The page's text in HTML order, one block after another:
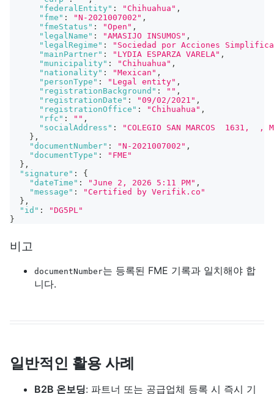
"federalEntity" : "Chihuahua" ,
"fme" : "N-2021007002" ,
"fmeStatus" : "Open" ,
"legalName" : "AMASIJO INSUMOS" ,
"legalRegime" :
"Sociedad por Acciones
"mainPartner" : "LYDIA ESPARZA VARELA" ,
"municipality" : "Chihuahua" ,
"nationality" : "Mexican" ,
"personType" : "Legal entity" ,
"registrationBackground" : "" ,
"registrationDate" : "09/02/2021" ,
"registrationOffice" : "Chihuahua" ,
"rfc" : "" ,
"socialAddress" :
"COLEGIO SAN MARCOS  1631,  ,
} ,
"documentNumber" : "N-2021007002" ,
"documentType" :
"FME"
} ,
"signature" :
{
"dateTime" : "June 2, 2026 5:11 PM" ,
"message" :
"Certified by Verifik.co"
} ,
"id" :
"DG5PL"
}
비고
documentNumber는 등록된 FME 기록과 일치해야 합
니다.
일반적인 활용 사례
B2B 온보딩: 파트너 또는 공급업체 등록 시 즉시 기